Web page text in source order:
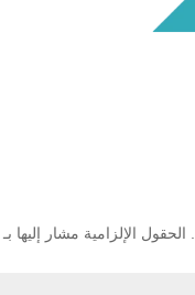
الحقول الإلزامية مشار إليها بـ